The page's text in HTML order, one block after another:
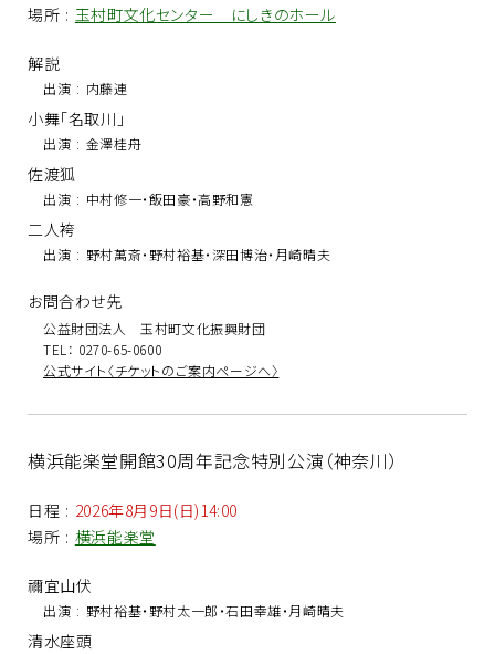
場所 : 玉村町文化センター にしきのホール
解説
出演 : 内藤連
小舞「名取川」
出演 : 金澤桂舟
佐渡狐
出演 : 中村修一・飯田豪・高野和憲
二人袴
出演 : 野村萬斎・野村裕基・深田博治・月崎晴夫
お問合わせ先
公益財団法人 玉村町文化振興財団
TEL： 0270-65-0600
公式サイト〈チケットのご案内ページへ〉
横浜能楽堂開館30周年記念特別公演（神奈川）
日程 : 2026年8月9日(日)14:00
場所 : 横浜能楽堂
禰宜山伏
出演 : 野村裕基・野村太一郎・石田幸雄・月崎晴夫
清水座頭